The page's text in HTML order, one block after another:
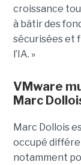
croissance
à bâtir des
sécurisées et
l’IA. »
VMware
Marc
Marc Dollois
occupé
notamment